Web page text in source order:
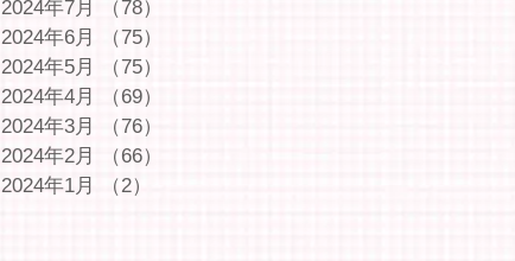
2024年7月 （78）
2024年6月
（75）
2024年5月
（75）
2024年4月
（69）
2024年3月
（76）
2024年2月
（66）
2024年1月
（2）